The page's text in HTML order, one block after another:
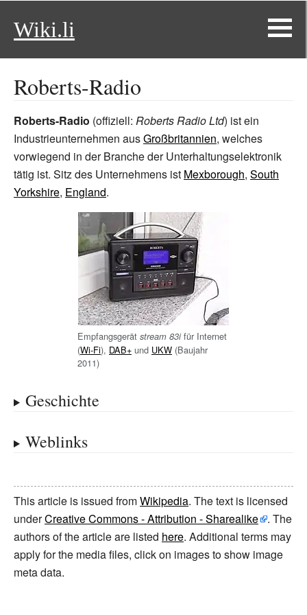
Wiki.li
Roberts-Radio
Roberts-Radio (offiziell: Roberts Radio Ltd) ist ein
Industrieunternehmen ausGroßbritannien, welches
vorwiegend in der Branche der Unterhaltungselektronik
tätig ist. Sitz des Unternehmens ist Mexborough, South
Yorkshire, England.
Empfangsgerät stream 83ifür Internet
(Wi-Fi), DAB+ und UKW (Baujahr
2011)
Geschichte
Weblinks
This article is issued fromWikipedia. The text is licensed
underCreative Commons - Attribution - Sharealike
. The
authors of the article are listed here. Additional terms may
apply for the media files, click on images to show image
meta data.